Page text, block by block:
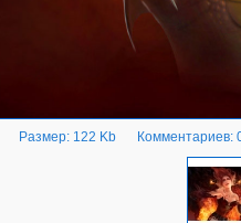
Размер: 122 Kb Комментариев: